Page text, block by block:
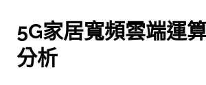
5G家居寬頻雲端運
分析